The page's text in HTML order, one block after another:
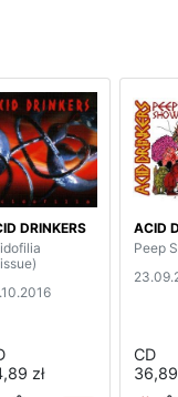
DRINKERS
zł
ACID
Peep
CD
36,89